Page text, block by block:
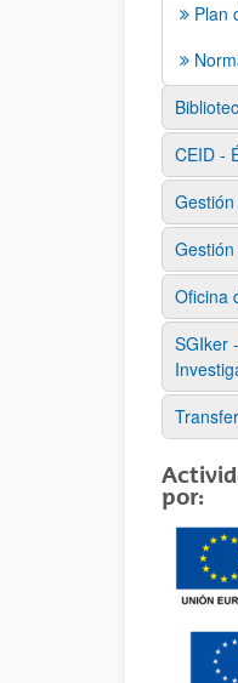
Plan
CEID -
Oficina
SGIker
por: